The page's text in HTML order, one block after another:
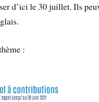
d’ici le 30 juillet. Ils
: